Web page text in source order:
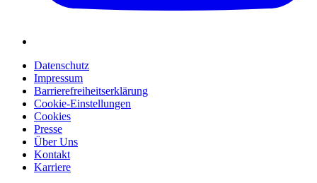
Datenschutz
Impressum
Barrierefreiheitserklärung
Cookie-Einstellungen
Cookies
Presse
Über Uns
Kontakt
Karriere